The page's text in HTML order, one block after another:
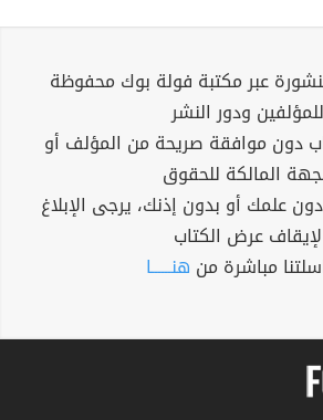
عبر مكتبة فولة بوك محفوظة
للمؤلفين ودور النشر
دون موافقة صريحة من المؤلف أو
المالكة للحقوق
علمك أو بدون إذنك، يرجى الإبلاغ
لإيقاف عرض الكتاب
مباشرة من هنــــــا